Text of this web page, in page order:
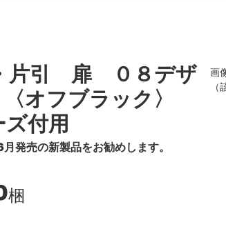
片引 扉 ０８デザ
オフブラック〉
付用
発売の新製品をお勧めします。
梱
画